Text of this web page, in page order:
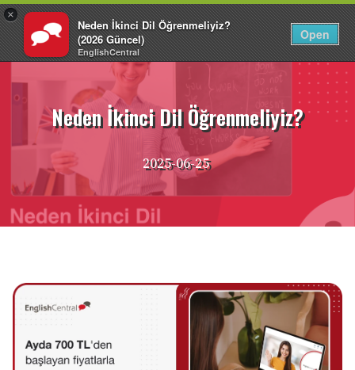
×
Neden İkinci Dil Öğrenmeliyiz?
(2026 Güncel)
EnglishCentral
Open
Giriş Yap TR
İçeriğe
atla
Neden İkinci Dil Öğrenmeliyiz?
2025-06-25